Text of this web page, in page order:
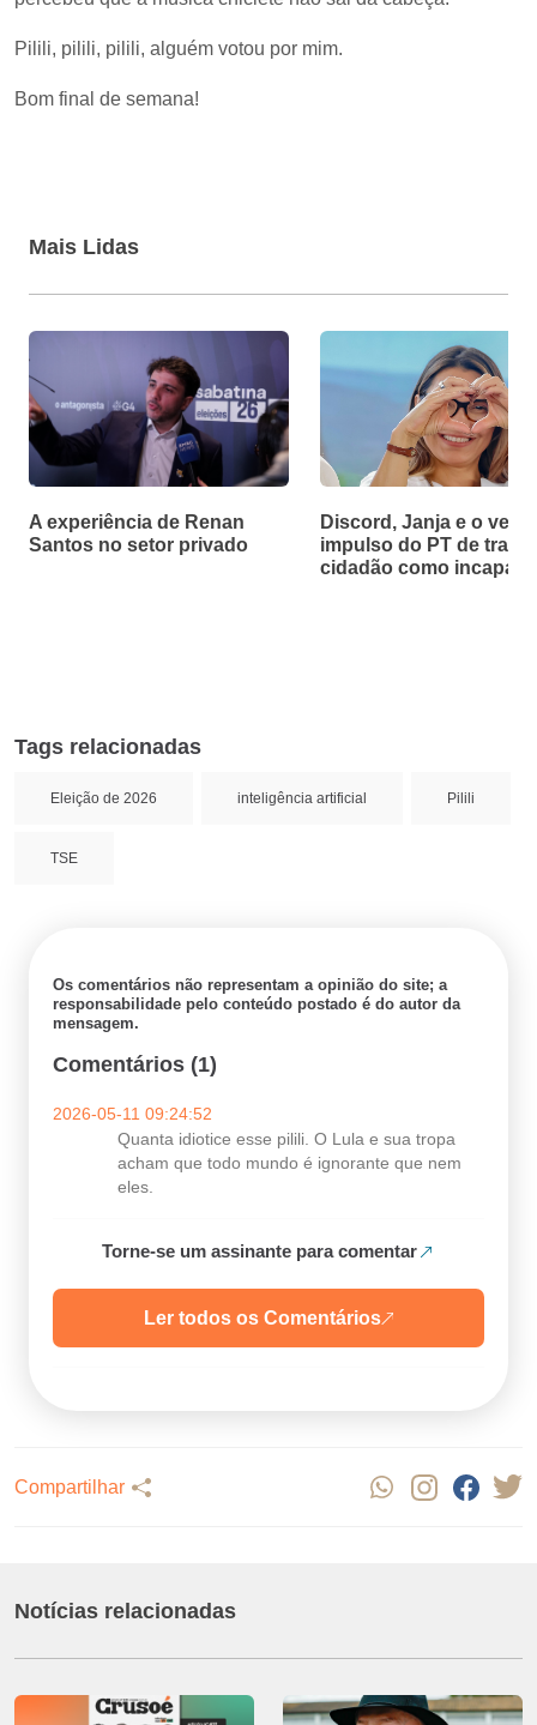
Pilili, pilili, pilili, alguém votou por mim.
Bom final de semana!
Mais Lidas
A experiência de Renan
Santos no setor privado
Discord, Janja e o velho
impulso do PT de tratar
cidadão como incapaz
Tags relacionadas
Eleição de 2026 inteligência artificial Pilili
TSE
Os comentários não representam a opinião do site; a
responsabilidade pelo conteúdo postado é do autor da
mensagem.
Comentários (1)
2026-05-11 09:24:52
Quanta idiotice esse pilili. O Lula e sua tropa
acham que todo mundo é ignorante que nem
eles.
Torne-se um assinante para comentar
Ler todos os Comentários
Compartilhar
Notícias relacionadas